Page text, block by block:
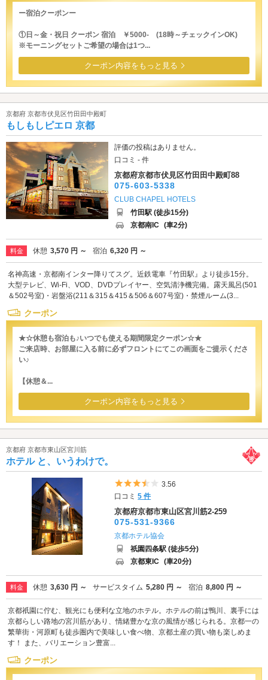
ー宿泊クーポンー
①日～金・祝日 クーポン 宿泊 ￥5000- (18時～チェックインOK)
※モーニングセットご希望の場合は1つ...
クーポン内容をもっと見る
京都府 京都市伏見区竹田田中殿町
もしもしピエロ 京都
評価の投稿はありません。
口コミ - 件
京都府京都市伏見区竹田田中殿町88
075-603-5338
CLUB CHAPEL HOTELS
竹田駅 (徒歩15分)
京都南IC (車2分)
料金 休憩 3,570 円 ～ 宿泊 6,320 円 ～
名神高速・京都南インター降りてスグ。近鉄電車『竹田駅』より徒歩15分。
大型テレビ、Wi-Fi、VOD、DVDプレイヤー、空気清浄機完備。露天風呂(501
＆502号室)・岩盤浴(211＆315＆415＆506＆607号室)・禁煙ルーム(3...
クーポン
★☆休憩も宿泊も♪いつでも使える期間限定クーポン☆★
ご来店時、お部屋に入る前に必ずフロントにてこの画面をご提示くださ
い♪
【休憩＆...
クーポン内容をもっと見る
京都府 京都市東山区宮川筋
ホテル と、いうわけで。
5つ星のうち3.5
3.56
口コミ5 件
京都府京都市東山区宮川筋2-259
075-531-9366
京都ホテル協会
祇園四条駅 (徒歩5分)
京都東IC (車20分)
料金 休憩 3,630 円 ～ サービスタイム 5,280 円 ～ 宿泊 8,800 円 ～
京都祇園に佇む、観光にも便利な立地のホテル。ホテルの前は鴨川、裏手には
京都らしい路地の宮川筋があり、情緒豊かな京の風情が感じられる。京都一の
繁華街・河原町も徒歩圏内で美味しい食べ物、京都土産の買い物も楽しめま
す！ また、バリエーション豊富...
クーポン